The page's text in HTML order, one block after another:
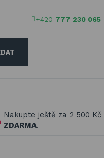
+420 777 230 065
heslo
Nakupte ještě za 2 500 Kč
ZDARMA.